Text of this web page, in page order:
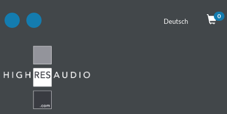
Deutsch
0